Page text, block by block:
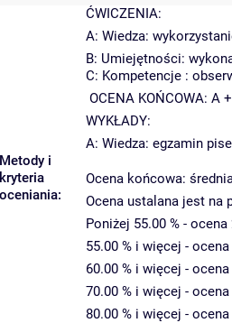
Metody i
kryteria
oceniania:
ĆWICZENIA:
A: Wiedza:
B: Umiejętności:
C: Kompetencje :
OCENA KOŃCOWA: A
WYKŁADY:
A: Wiedza: egzamin
Ocena końcowa:
Ocena ustalana jest na
Poniżej 55.00 % -
55.00 % i więcej -
60.00 % i więcej -
70.00 % i więcej -
80.00 % i więcej -